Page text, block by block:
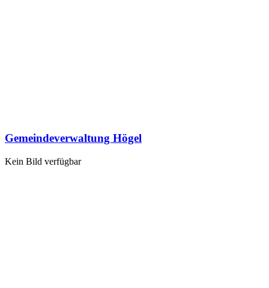
Gemeindeverwaltung Högel
Kein Bild verfügbar